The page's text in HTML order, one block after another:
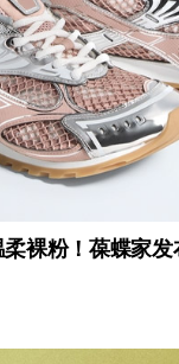
裸粉！葆蝶家